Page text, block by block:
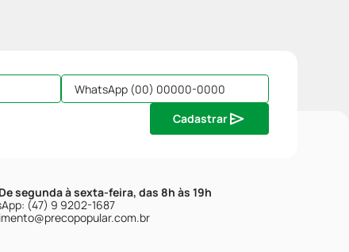
Cadastrar
segunda à sexta-feira, das 8h às 19h
(47) 9 9202-1687